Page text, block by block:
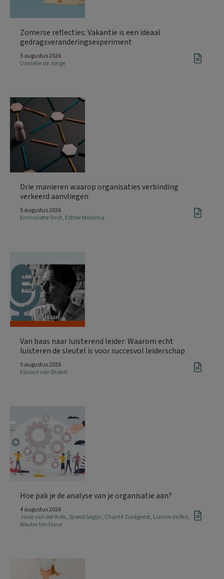
Zomerse reflecties: Vakantie is een ideaal
gedragsveranderingsexperiment
5 augustus 2026
Daniëlle de Jonge
Drie manieren waarop organisaties verbinding
verkeerd aanvliegen
5 augustus 2026
Emmalotte Smit, Esther Mollema
Van baas naar luisterend leider: Waarom echt
luisteren de sleutel is voor succesvol leiderschap
5 augustus 2026
Eduard van Brakel
Hoe pak je de analyse van je organisatie aan?
4 augustus 2026
Joost van der Kolk, Sjoerd Segijn, Chanté Zuidgeest, Lianne de Bie,
Wouter ten Have